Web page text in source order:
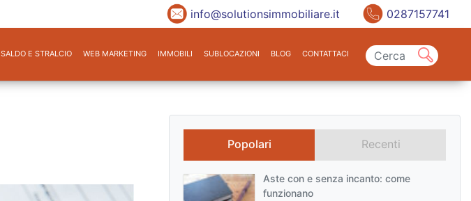
info@solutionsimmobiliare.it 0287157741
SALDO E STRALCIO WEB MARKETING IMMOBILI SUBLOCAZIONI BLOG CONTATTACI
Popolari Recenti
Aste con e senza incanto: come
funzionano